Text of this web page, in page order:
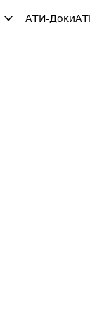
АТИ-Доки